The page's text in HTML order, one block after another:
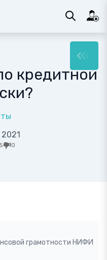
кредитной
5 0
грамотности НИФИ